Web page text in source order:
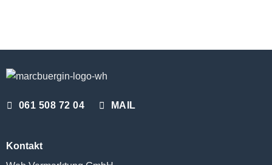
061 508 72 04 MAIL
Kontakt